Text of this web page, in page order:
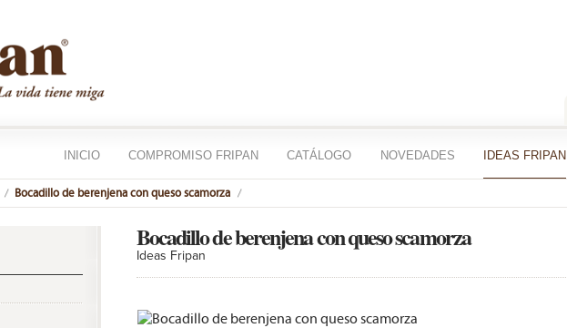
INICIO COMPROMISO FRIPAN CATÁLOGO NOVEDADES IDEAS FRIPAN
Bocadillo de berenjena con queso scamorza
Bocadillo de berenjena con queso scamorza
Ideas Fripan